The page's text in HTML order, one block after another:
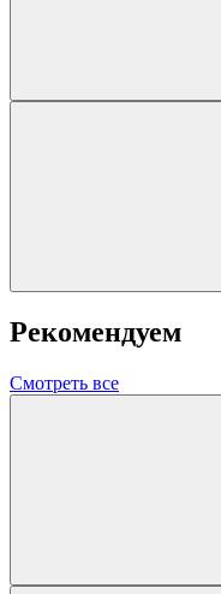
Рекомендуем
Смотреть все